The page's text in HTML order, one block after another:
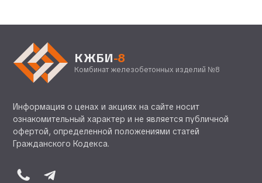
КЖБИ-8
Комбинат железобетонных изделий №8
Информация о ценах и акциях на сайте носит
ознакомительный характер и не является публичной
офертой, определенной положениями статей
Гражданского Кодекса.